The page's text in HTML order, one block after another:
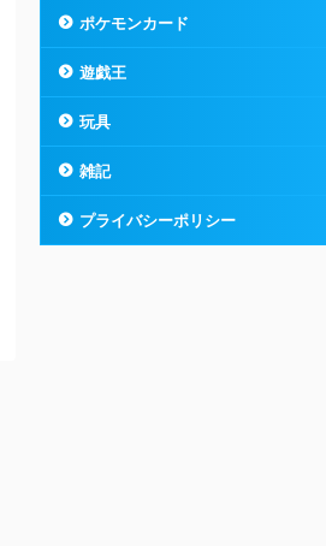
ポケモンカード
遊戯王
玩具
雑記
プライバシーポリシー